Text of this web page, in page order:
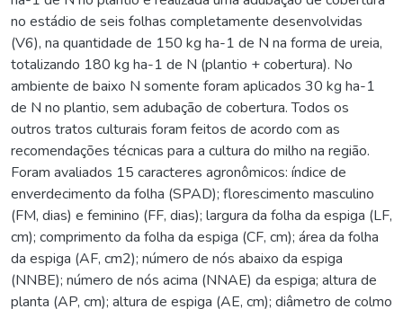
no estádio de seis folhas completamente desenvolvidas
(V6), na quantidade de 150 kg ha-1 de N na forma de ureia,
totalizando 180 kg ha-1 de N (plantio + cobertura). No
ambiente de baixo N somente foram aplicados 30 kg ha-1
de N no plantio, sem adubação de cobertura. Todos os
outros tratos culturais foram feitos de acordo com as
recomendações técnicas para a cultura do milho na região.
Foram avaliados 15 caracteres agronômicos: índice de
enverdecimento da folha (SPAD); florescimento masculino
(FM, dias) e feminino (FF, dias); largura da folha da espiga (LF,
cm); comprimento da folha da espiga (CF, cm); área da folha
da espiga (AF, cm2); número de nós abaixo da espiga
(NNBE); número de nós acima (NNAE) da espiga; altura de
planta (AP, cm); altura de espiga (AE, cm); diâmetro de colmo